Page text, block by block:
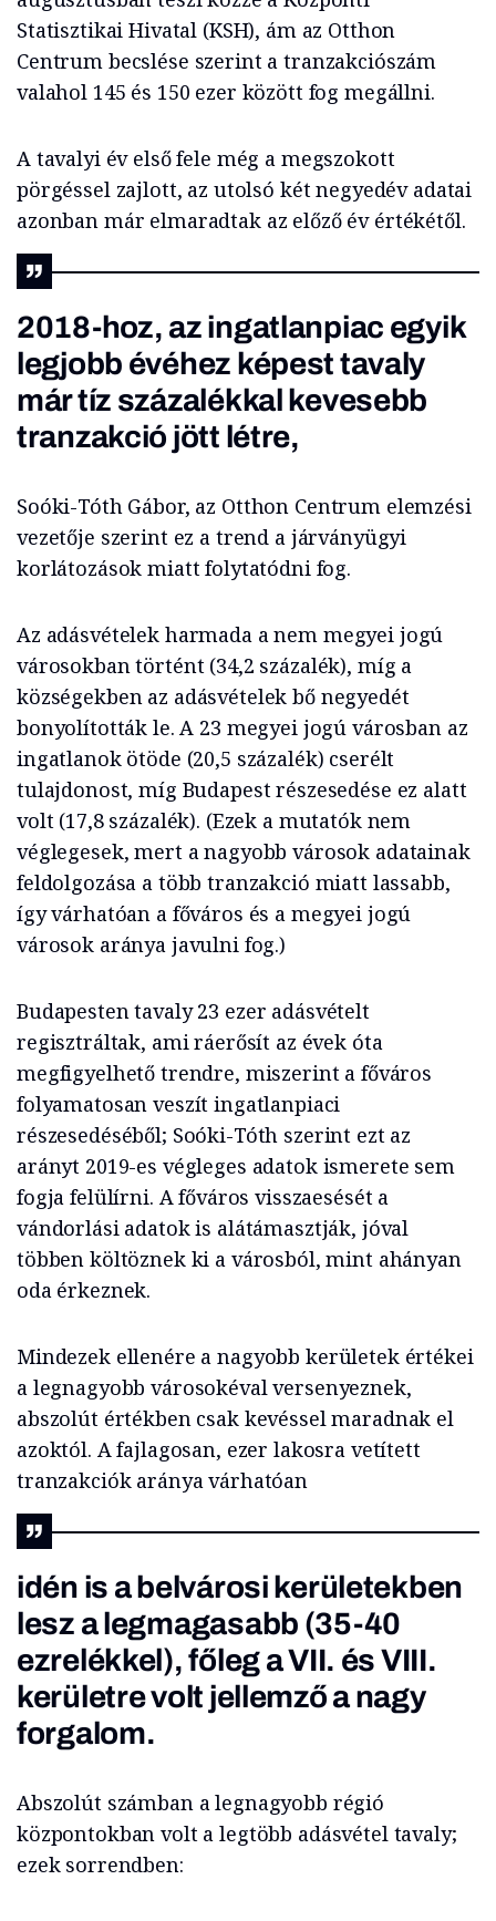
Statisztikai Hivatal (KSH), ám az Otthon
Centrum becslése szerint a tranzakciószám
valahol 145 és 150 ezer között fog megállni.
A tavalyi év első fele még a megszokott
pörgéssel zajlott, az utolsó két negyedév adatai
azonban már elmaradtak az előző év értékétől.
2018-hoz, az ingatlanpiac egyik
legjobb évéhez képest tavaly
már tíz százalékkal kevesebb
tranzakció jött létre,
Soóki-Tóth Gábor, az Otthon Centrum elemzési
vezetője szerint ez a trend a járványügyi
korlátozások miatt folytatódni fog.
Az adásvételek harmada a nem megyei jogú
városokban történt (34,2 százalék), míg a
községekben az adásvételek bő negyedét
bonyolították le. A 23 megyei jogú városban az
ingatlanok ötöde (20,5 százalék) cserélt
tulajdonost, míg Budapest részesedése ez alatt
volt (17,8 százalék). (Ezek a mutatók nem
véglegesek, mert a nagyobb városok adatainak
feldolgozása a több tranzakció miatt lassabb,
így várhatóan a főváros és a megyei jogú
városok aránya javulni fog.)
Budapesten tavaly 23 ezer adásvételt
regisztráltak, ami ráerősít az évek óta
megfigyelhető trendre, miszerint a főváros
folyamatosan veszít ingatlanpiaci
részesedéséből; Soóki-Tóth szerint ezt az
arányt 2019-es végleges adatok ismerete sem
fogja felülírni. A főváros visszaesését a
vándorlási adatok is alátámasztják, jóval
többen költöznek ki a városból, mint ahányan
oda érkeznek.
Mindezek ellenére a nagyobb kerületek értékei
a legnagyobb városokéval versenyeznek,
abszolút értékben csak kevéssel maradnak el
azoktól. A fajlagosan, ezer lakosra vetített
tranzakciók aránya várhatóan
idén is a belvárosi kerületekben
lesz a legmagasabb (35-40
ezrelékkel), főleg a VII. és VIII.
kerületre volt jellemző a nagy
forgalom.
Abszolút számban a legnagyobb régió
központokban volt a legtöbb adásvétel tavaly;
ezek sorrendben: